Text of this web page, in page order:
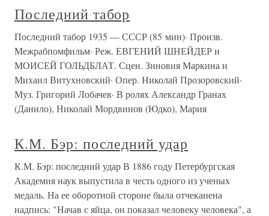
Последний табор
Последний табор 1935 — СССР (85 мин)· Произв.
Межрабпомфильм· Реж. ЕВГЕНИЙ ШНЕЙДЕР и
МОИСЕЙ ГОЛЬДБЛАТ. Сцен. Зиновия Маркина и
Михаил Витухновский· Опер. Николай Прозоровский·
Муз. Григорий Лобачев· В ролях Александр Гранах
(Данило), Николай Мордвинов (Юдко), Мария
К.М. Бэр: последний удар
К.М. Бэр: последний удар В 1886 году Петербургская
Академия наук выпустила в честь одного из ученых
медаль. На ее оборотной стороне была отчеканена
надпись: "Начав с яйца, он показал человеку человека", а